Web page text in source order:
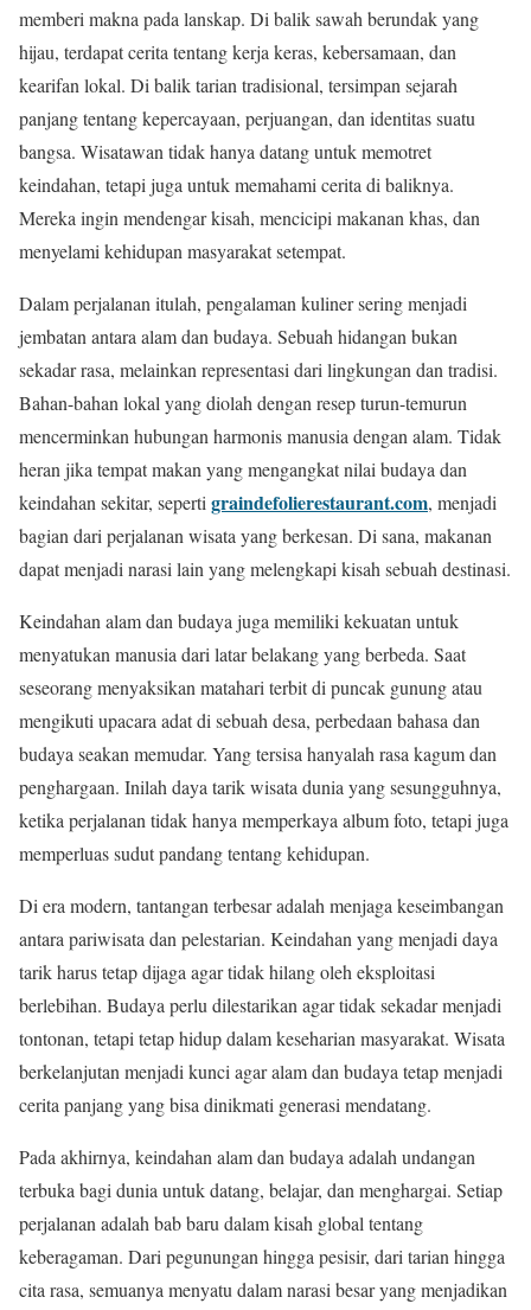
memberi makna pada lanskap. Di balik sawah berundak yang
hijau, terdapat cerita tentang kerja keras, kebersamaan, dan
kearifan lokal. Di balik tarian tradisional, tersimpan sejarah
panjang tentang kepercayaan, perjuangan, dan identitas suatu
bangsa. Wisatawan tidak hanya datang untuk memotret
keindahan, tetapi juga untuk memahami cerita di baliknya.
Mereka ingin mendengar kisah, mencicipi makanan khas, dan
menyelami kehidupan masyarakat setempat.
Dalam perjalanan itulah, pengalaman kuliner sering menjadi
jembatan antara alam dan budaya. Sebuah hidangan bukan
sekadar rasa, melainkan representasi dari lingkungan dan tradisi.
Bahan-bahan lokal yang diolah dengan resep turun-temurun
mencerminkan hubungan harmonis manusia dengan alam. Tidak
heran jika tempat makan yang mengangkat nilai budaya dan
keindahan sekitar, sepertigraindefolierestaurant.com, menjadi
bagian dari perjalanan wisata yang berkesan. Di sana, makanan
dapat menjadi narasi lain yang melengkapi kisah sebuah destinasi.
Keindahan alam dan budaya juga memiliki kekuatan untuk
menyatukan manusia dari latar belakang yang berbeda. Saat
seseorang menyaksikan matahari terbit di puncak gunung atau
mengikuti upacara adat di sebuah desa, perbedaan bahasa dan
budaya seakan memudar. Yang tersisa hanyalah rasa kagum dan
penghargaan. Inilah daya tarik wisata dunia yang sesungguhnya,
ketika perjalanan tidak hanya memperkaya album foto, tetapi juga
memperluas sudut pandang tentang kehidupan.
Di era modern, tantangan terbesar adalah menjaga keseimbangan
antara pariwisata dan pelestarian. Keindahan yang menjadi daya
tarik harus tetap dijaga agar tidak hilang oleh eksploitasi
berlebihan. Budaya perlu dilestarikan agar tidak sekadar menjadi
tontonan, tetapi tetap hidup dalam keseharian masyarakat. Wisata
berkelanjutan menjadi kunci agar alam dan budaya tetap menjadi
cerita panjang yang bisa dinikmati generasi mendatang.
Pada akhirnya, keindahan alam dan budaya adalah undangan
terbuka bagi dunia untuk datang, belajar, dan menghargai. Setiap
perjalanan adalah bab baru dalam kisah global tentang
keberagaman. Dari pegunungan hingga pesisir, dari tarian hingga
cita rasa, semuanya menyatu dalam narasi besar yang menjadikan